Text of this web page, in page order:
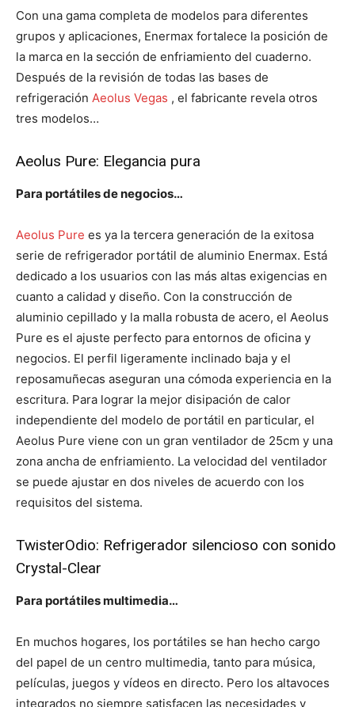
Con una gama completa de modelos para diferentes
grupos y aplicaciones, Enermax fortalece la posición de
la marca en la sección de enfriamiento del cuaderno.
Después de la revisión de todas las bases de
refrigeración Aeolus Vegas , el fabricante revela otros
tres modelos…
Aeolus Pure: Elegancia pura
Para portátiles de negocios…
Aeolus Pure es ya la tercera generación de la exitosa
serie de refrigerador portátil de aluminio Enermax. Está
dedicado a los usuarios con las más altas exigencias en
cuanto a calidad y diseño. Con la construcción de
aluminio cepillado y la malla robusta de acero, el Aeolus
Pure es el ajuste perfecto para entornos de oficina y
negocios. El perfil ligeramente inclinado baja y el
reposamuñecas aseguran una cómoda experiencia en la
escritura. Para lograr la mejor disipación de calor
independiente del modelo de portátil en particular, el
Aeolus Pure viene con un gran ventilador de 25cm y una
zona ancha de enfriamiento. La velocidad del ventilador
se puede ajustar en dos niveles de acuerdo con los
requisitos del sistema.
TwisterOdio: Refrigerador silencioso con sonido
Crystal-Clear
Para portátiles multimedia…
En muchos hogares, los portátiles se han hecho cargo
del papel de un centro multimedia, tanto para música,
películas, juegos y vídeos en directo. Pero los altavoces
integrados no siempre satisfacen las necesidades y